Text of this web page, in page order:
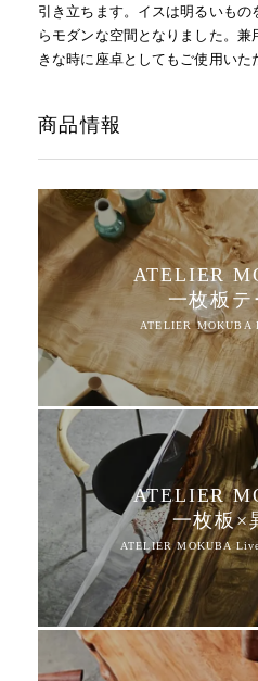
引き立ちます。イスは明るいも
らモダンな空間となりました。
きな時に座卓としてもご使用いた
商品情報
ATELIER
一枚板テ
ATELIER
一枚板×